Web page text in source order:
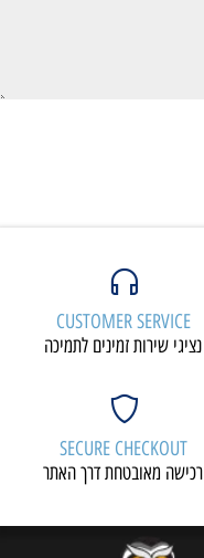
CUSTOMER SERVICE
נציגי שירות זמינים לתמיכה
SECURE CHECKOUT
רכישה מאובטחת דרך האתר